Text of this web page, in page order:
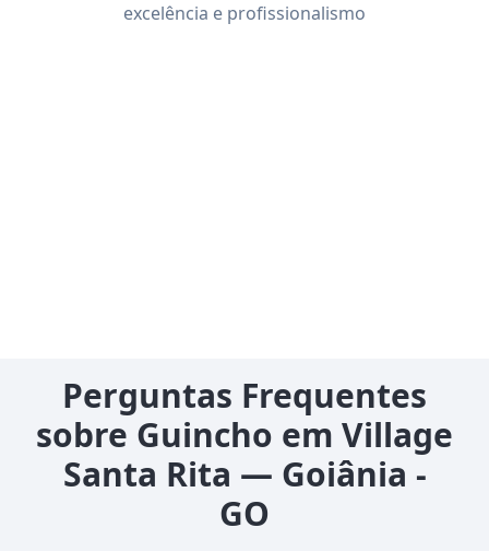
excelência e profissionalismo
Perguntas Frequentes
sobre Guincho em Village
Santa Rita — Goiânia -
GO